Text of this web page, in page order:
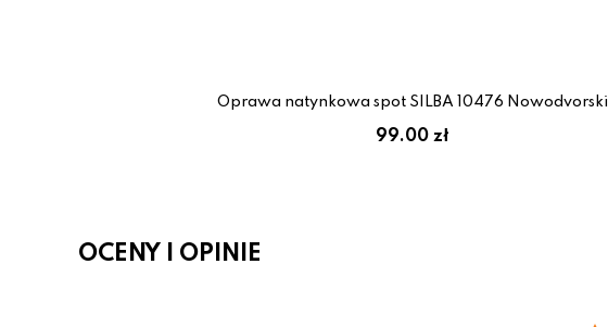
Oprawa natynkowa spot SILBA 10476 Nowodvorski
99.00 zł
OCENY I OPINIE